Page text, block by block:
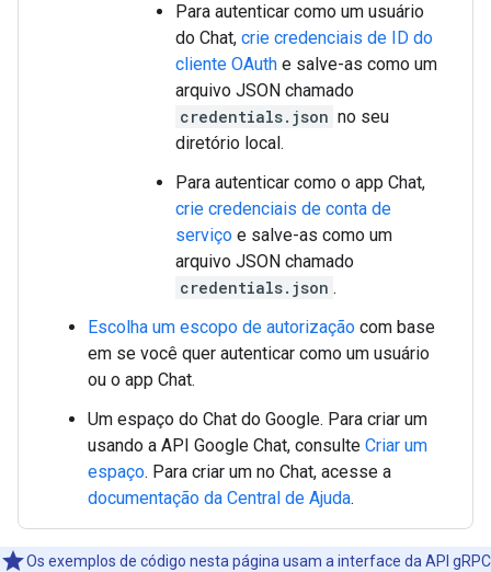
Para autenticar como um usuário
do Chat, crie credenciais de ID do
cliente OAuth e salve-as como um
arquivo JSON chamado
credentials.json no seu
diretório local.
Para autenticar como o app Chat,
crie credenciais de conta de
serviço e salve-as como um
arquivo JSON chamado
credentials.json .
Escolha um escopo de autorização com base
em se você quer autenticar como um usuário
ou o app Chat.
Um espaço do Chat do Google. Para criar um
usando a API Google Chat, consulte Criar um
espaço. Para criar um no Chat, acesse a
documentação da Central de Ajuda.
Os exemplos de código nesta página usam a interface da API gRPC